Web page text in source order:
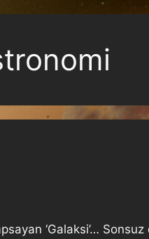
‘Galaksi’…